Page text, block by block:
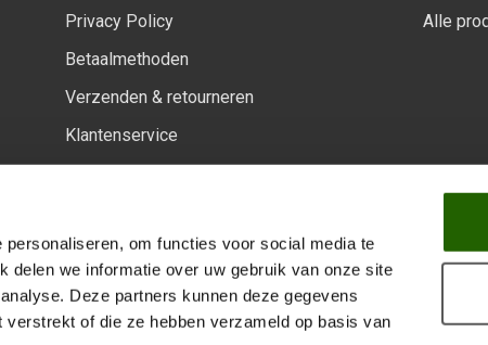
om functies voor social media te
delen we informatie over uw gebruik van onze site
Deze partners kunnen deze gegevens
of die ze hebben verzameld op basis van
Privacy Policy
Betaalmethoden
Verzenden & retourneren
Klantenservice
Alle
ons op:
Facebook
YoutubeInstagram